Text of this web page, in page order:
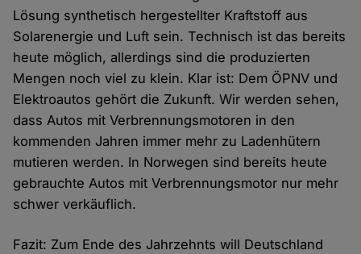
Lösung synthetisch hergestellter Kraftstoff aus
Solarenergie und Luft sein. Technisch ist das bereits
heute möglich, allerdings sind die produzierten
Mengen noch viel zu klein. Klar ist: Dem ÖPNV und
Elektroautos gehört die Zukunft. Wir werden sehen,
dass Autos mit Verbrennungsmotoren in den
kommenden Jahren immer mehr zu Ladenhütern
mutieren werden. In Norwegen sind bereits heute
gebrauchte Autos mit Verbrennungsmotor nur mehr
schwer verkäuflich.
Fazit: Zum Ende des Jahrzehnts will Deutschland